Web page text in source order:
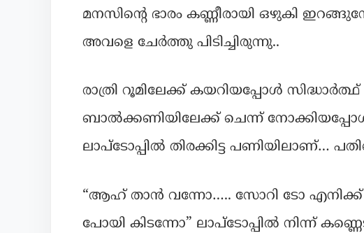
മനസിന്റെ ഭാരം കണ്ണീരായി ഒഴുകി
അവളെ ചേർത്തു പിടിച്ചിരുന്നു..
രാത്രി റൂമിലേക്ക് കയറിയപ്പോൾ സിദ്ധാർത്ഥ്
ബാൽക്കണിയിലേക്ക് ചെന്ന്
ലാപ്ടോപ്പിൽ തിരക്കിട്ട പണിയിലാണ്…
“ആഹ് താൻ വന്നോ….. സോറി ടോ എനിക്ക്
പോയി കിടന്നോ” ലാപ്ടോപ്പിൽ നിന്ന്